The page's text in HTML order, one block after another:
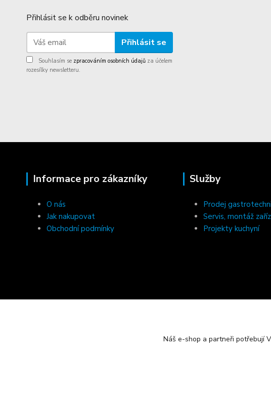
Přihlásit se k odběru novinek
Přihlásit se
Souhlasím se zpracováním osobních údajů za účelem
rozesílky newsletteru.
Informace pro zákazníky
O nás
Jak nakupovat
Obchodní podmínky
Služby
Prodej
Servis, montáž
Projekty kuchyní
Náš e-shop a partneři potřebují